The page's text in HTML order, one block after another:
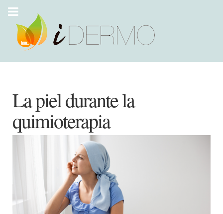
La piel durante la
quimioterapia